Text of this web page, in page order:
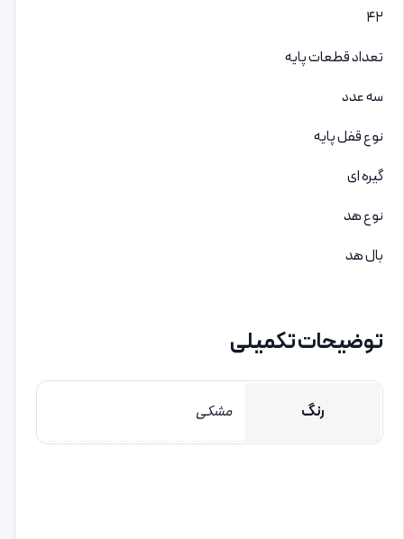
۴۲
تعداد قطعات پایه
سه عدد
نوع قفل پایه
گیره ای
نوع هد
بال هد
توضیحات تکمیلی
رنگ مشکی